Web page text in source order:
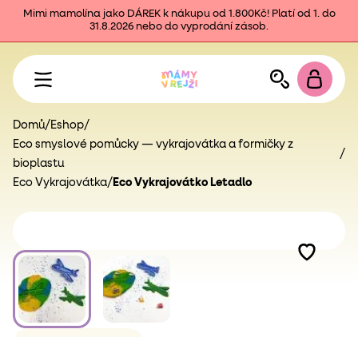
Mimi mamolína jako DÁREK k nákupu od 1.800Kč! Platí od 1. do
31.8.2026 nebo do vyprodání zásob.
Domů/ Eshop/
Eco smyslové pomůcky — vykrajovátka a formičky z
bioplastu
/
Eco Vykrajovátka/ Eco Vykrajovátko Letadlo